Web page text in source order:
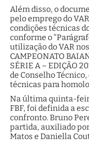
Além disso, o
pelo emprego do
condições técnicas
conforme o
utilização do VAR
CAMPEONATO
SÉRIE A – EDIÇÃO
de Conselho
técnicas para
Na última quinta-
FBF, foi definida a
confronto. Bruno
partida, auxiliado
Matos e Daniella